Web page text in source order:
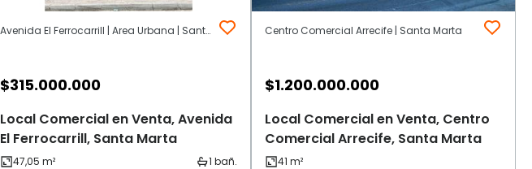
Avenida El Ferrocarrill | Area Urbana | Santa Marta
$315.000.000
Local Comercial en Venta, Avenida
El Ferrocarrill, Santa Marta
Centro Comercial Arrecife | Santa Marta
$1.200.000.000
Local Comercial en Venta, Centro
Comercial Arrecife, Santa Marta